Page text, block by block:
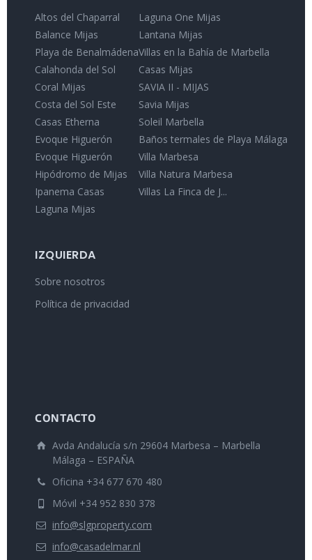
Altos del Chaparral
Balance Mijas
Playa de Benalmádena
Calahonda del Sol
Coral Mijas
Costa del Sol Este
Casas Etherna
Evoque Higuerón
Evoque Higuerón
Hipódromo de Mijas
Ipanema Casas
Laguna Mijas
Laguna One Mijas
Lantana Mijas
Villas en la Bahía de Marbella
Casas Mijas
SAVIA II - MIJAS
Savia Mijas
Soleil Marbella
Baños termales de Playa Málaga
Villa Marbesa
Villa Natura Marbesa
Villas La Finca de J...
IZQUIERDA
Sobre nosotros
Política de privacidad
CONTACTO
Avda Andalucía s/n 29604 Marbesa – Marbella
Málaga – ESPAÑA
Oficina +34 677 670 480
Móvil +34 952 830 378
info@slgproperty.com
info@casadelmar.nl